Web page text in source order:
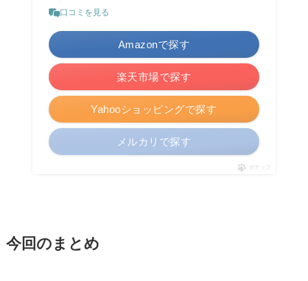
口コミを見る
Amazonで探す
楽天市場で探す
Yahooショッピングで探す
メルカリで探す
ポチップ
今回のまとめ